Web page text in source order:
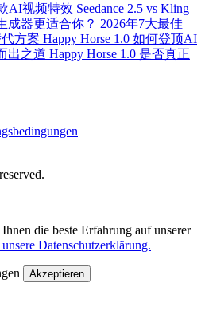
AI视频特效 Seedance 2.5 vs Kling
成器更适合你？ 2026年7大最佳
代方案 Happy Horse 1.0 如何登顶AI
出之道 Happy Horse 1.0 是否真正
die beste Erfahrung auf unserer
Datenschutzerklärung.
Akzeptieren